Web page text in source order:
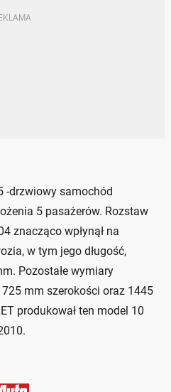
-drzwiowy samochód
5 pasażerów. Rozstaw
znacząco wpłynął na
w tym jego długość,
Pozostałe wymiary
mm szerokości oraz 1445
produkował ten model 10